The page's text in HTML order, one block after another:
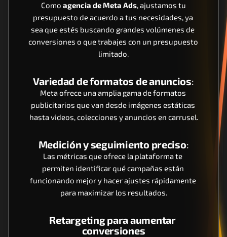
Como agencia de Meta Ads, ajustamos tu
presupuesto de acuerdo a tus necesidades, ya
sea que estés buscando grandes volúmenes de
conversiones o que trabajes con un presupuesto
limitado.
Variedad de formatos de anuncios:
Meta ofrece una amplia gama de formatos
publicitarios que van desde imágenes estáticas
hasta videos, colecciones y anuncios en carrusel.
Medición y seguimiento preciso:
Las métricas que ofrece la plataforma te
permiten identificar qué campañas están
funcionando mejor y hacer ajustes rápidamente
para maximizar los resultados.
Retargeting para aumentar
conversiones